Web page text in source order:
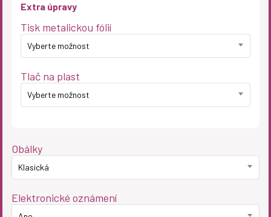
Extra úpravy
Tisk metalickou fólií
Vyberte možnost
Tlač na plast
Vyberte možnost
Obálky
Klasická
Elektronické oznámení